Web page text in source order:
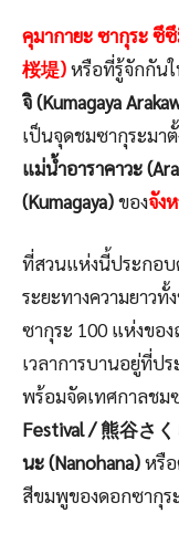
คุมากายะ ซากุระ ซึซึ
桜堤)หรือที่รู้จักกัน
จิ (Kumagaya
เป็นจุดชมซากุระมา
แม่น้ำอาราคาวะ
(Kumagaya)ของจัง
ที่สวนแห่งนี้ประกอบ
ระยะทางความยาว
ซากุระ 100 แห่งขอ
เวลาการบานอยู่ที่ป
พร้อมจัดเทศกาลชม
Festival / 熊谷さ
นะ (Nanohana)หรือ
สีขมพูของดอกซากุร